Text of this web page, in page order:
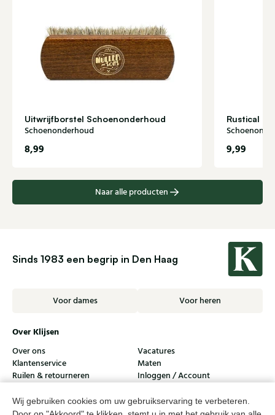
Wij gebruiken cookies om uw gebruikservaring te verbeteren.
Uitwrijfborstel Schoenonderhoud
Schoenonderhoud
8,99
Rustical
9,99
Naar alle producten
Sinds 1983 een begrip in Den Haag
Voor dames Voor heren
Over Klijsen
Over ons
Vacatures
Klantenservice
Maten
Ruilen & retourneren
Inloggen / Account
Dameswinkel Klijsen